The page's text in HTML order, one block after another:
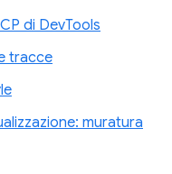
di DevTools
tracce
muratura